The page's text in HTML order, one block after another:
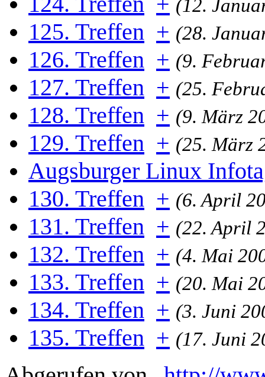
(12.
125. Treffen + (28.
126. Treffen + (9.
127. Treffen + (25.
128. Treffen + (9. März
129. Treffen + (25. März
Augsburger Linux
130. Treffen + (6. April
131. Treffen + (22. April
132. Treffen + (4. Mai
133. Treffen + (20. Mai
134. Treffen + (3. Juni
135. Treffen + (17. Juni